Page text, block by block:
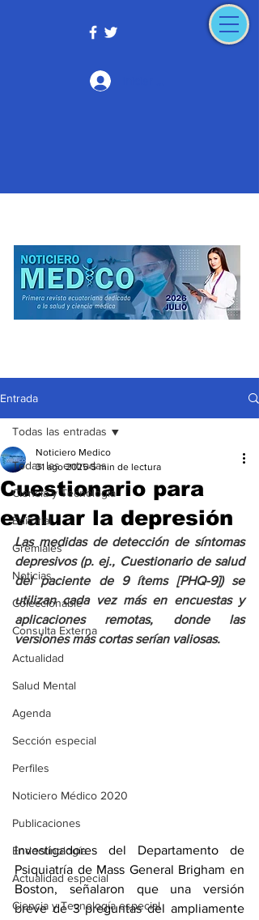
Entrada
Todas las entradas
Ciencia y Tecnología
Editorial
Gremiales
Noticias
Coleccionable
Consulta Externa
Actualidad
Salud Mental
Agenda
Sección especial
Perfiles
Noticiero Médico 2020
Publicaciones
Endocrinología
Actualidad especial
Ciencia y Tecnología especial
Todas las entradas
Cuestionario para
evaluar la depresión
Noticiero Medico
31 ago 2025 5 min de lectura
Las medidas de detección de síntomas
depresivos (p. ej., Cuestionario de salud
del paciente de 9 ítems [PHQ-9]) se
utilizan cada vez más en encuestas y
aplicaciones remotas, donde las
versiones más cortas serían valiosas.
Investigadores del Departamento de
Psiquiatría de Mass General Brigham en
Boston, señalaron que una versión
breve de 3 preguntas del ampliamente